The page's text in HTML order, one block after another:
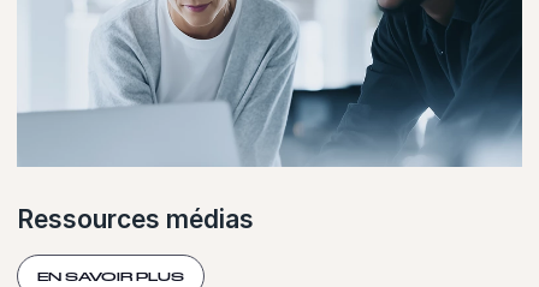
Ressources médias
EN SAVOIR PLUS